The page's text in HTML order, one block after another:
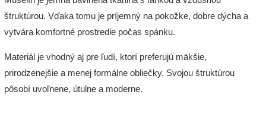
štruktúrou. Vďaka tomu je príjemný na pokožke, dobre dýcha a
vytvára komfortné prostredie počas spánku.
Materiál je vhodný aj pre ľudí, ktorí preferujú mäkšie,
prirodzenejšie a menej formálne obliečky. Svojou štruktúrou
pôsobí uvoľnene, útulne a moderne.